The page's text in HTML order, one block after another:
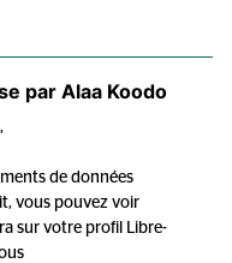
parAlaa Koodo
de données
vous pouvez voir
sur votre profil Libre-